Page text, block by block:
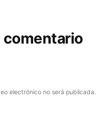
comentario
electrónico no será publicada.